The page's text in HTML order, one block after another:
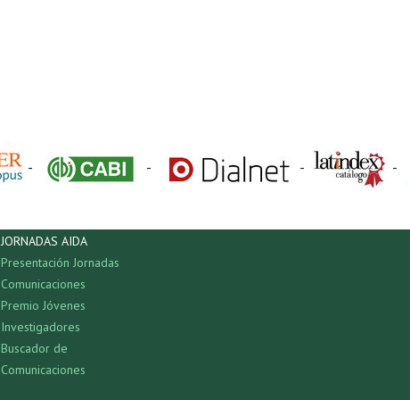
- - - -
JORNADAS AIDA
Presentación Jornadas
Comunicaciones
Premio Jóvenes
Investigadores
Buscador de
Comunicaciones